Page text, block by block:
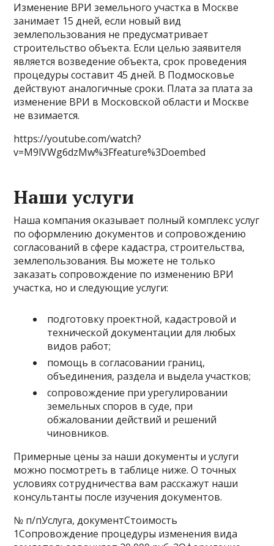
Изменение ВРИ земельного участка в Москве
занимает 15 дней, если новый вид
землепользования не предусматривает
строительство объекта. Если целью заявителя
является возведение объекта, срок проведения
процедуры составит 45 дней. В Подмосковье
действуют аналогичные сроки. Плата за плата за
изменение ВРИ в Московской области и Москве
не взимается.
https://youtube.com/watch?
v=M9lVWg6dzMw%3Ffeature%3Doembed
Наши услуги
Наша компания оказывает полный комплекс услуг
по оформлению документов и сопровождению
согласований в сфере кадастра, строительства,
землепользования. Вы можете не только
заказать сопровождение по изменению ВРИ
участка, но и следующие услуги:
подготовку проектной, кадастровой и
технической документации для любых
видов работ;
помощь в согласовании границ,
объединения, раздела и выдела участков;
сопровождение при урегулировании
земельных споров в суде, при
обжаловании действий и решений
чиновников.
Примерные цены за наши документы и услуги
можно посмотреть в таблице ниже. О точных
условиях сотрудничества вам расскажут наши
консультанты после изучения документов.
№ п/пУслуга, документСтоимость
1Сопровождение процедуры изменения вида